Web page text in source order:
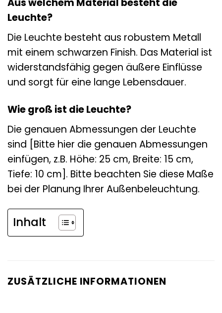
Aus welchem Material besteht die
Leuchte?
Die Leuchte besteht aus robustem Metall
mit einem schwarzen Finish. Das Material ist
widerstandsfähig gegen äußere Einflüsse
und sorgt für eine lange Lebensdauer.
Wie groß ist die Leuchte?
Die genauen Abmessungen der Leuchte
sind [Bitte hier die genauen Abmessungen
einfügen, z.B. Höhe: 25 cm, Breite: 15 cm,
Tiefe: 10 cm]. Bitte beachten Sie diese Maße
bei der Planung Ihrer Außenbeleuchtung.
Inhalt
ZUSÄTZLICHE INFORMATIONEN